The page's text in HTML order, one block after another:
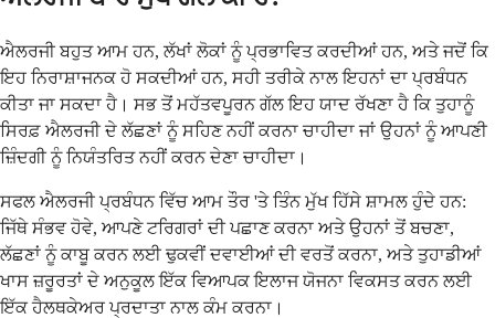
ਐਲਰਜੀ ਬਹੁਤ ਆਮ ਹਨ, ਲੱਖਾਂ ਲੋਕਾਂ ਨੂੰ ਪ੍ਰਭਾਵਿਤ ਕਰਦੀਆਂ ਹਨ, ਅਤੇ ਜਦੋਂ ਕਿ
ਇਹ ਨਿਰਾਸ਼ਾਜਨਕ ਹੋ ਸਕਦੀਆਂ ਹਨ, ਸਹੀ ਤਰੀਕੇ ਨਾਲ ਇਹਨਾਂ ਦਾ ਪ੍ਰਬੰਧਨ
ਕੀਤਾ ਜਾ ਸਕਦਾ ਹੈ। ਸਭ ਤੋਂ ਮਹੱਤਵਪੂਰਨ ਗੱਲ ਇਹ ਯਾਦ ਰੱਖਣਾ ਹੈ ਕਿ ਤੁਹਾਨੂੰ
ਸਿਰਫ਼ ਐਲਰਜੀ ਦੇ ਲੱਛਣਾਂ ਨੂੰ ਸਹਿਣ ਨਹੀਂ ਕਰਨਾ ਚਾਹੀਦਾ ਜਾਂ ਉਹਨਾਂ ਨੂੰ ਆਪਣੀ
ਜ਼ਿੰਦਗੀ ਨੂੰ ਨਿਯੰਤਰਿਤ ਨਹੀਂ ਕਰਨ ਦੇਣਾ ਚਾਹੀਦਾ।
ਸਫਲ ਐਲਰਜੀ ਪ੍ਰਬੰਧਨ ਵਿੱਚ ਆਮ ਤੌਰ 'ਤੇ ਤਿੰਨ ਮੁੱਖ ਹਿੱਸੇ ਸ਼ਾਮਲ ਹੁੰਦੇ ਹਨ:
ਜਿੱਥੇ ਸੰਭਵ ਹੋਵੇ, ਆਪਣੇ ਟਰਿਗਰਾਂ ਦੀ ਪਛਾਣ ਕਰਨਾ ਅਤੇ ਉਹਨਾਂ ਤੋਂ ਬਚਣਾ,
ਲੱਛਣਾਂ ਨੂੰ ਕਾਬੂ ਕਰਨ ਲਈ ਢੁਕਵੀਂ ਦਵਾਈਆਂ ਦੀ ਵਰਤੋਂ ਕਰਨਾ, ਅਤੇ ਤੁਹਾਡੀਆਂ
ਖਾਸ ਜ਼ਰੂਰਤਾਂ ਦੇ ਅਨੁਕੂਲ ਇੱਕ ਵਿਆਪਕ ਇਲਾਜ ਯੋਜਨਾ ਵਿਕਸਤ ਕਰਨ ਲਈ
ਇੱਕ ਹੈਲਥਕੇਅਰ ਪ੍ਰਦਾਤਾ ਨਾਲ ਕੰਮ ਕਰਨਾ।